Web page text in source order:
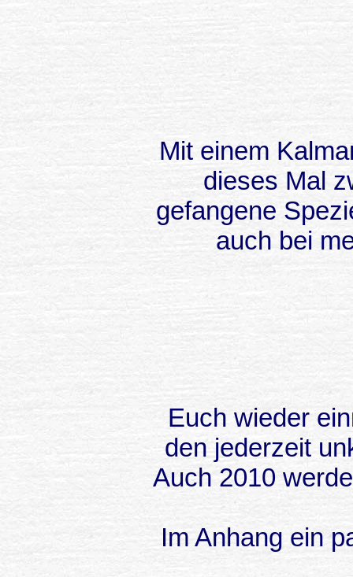
Mit einem
dieses Mal
gefangene
auch bei
Euch wieder
den jederzeit
Auch 2010
Im Anhang ein